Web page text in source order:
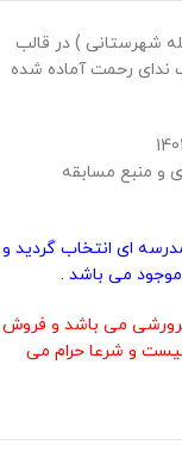
شهرستانی ) در قالب
ندای رحمت آماده شده
و منبع مسابقه
ای انتخاب گردید و
موجود می باشد .
پرورشی می باشد و فروش
نیست و شرعا حرام می